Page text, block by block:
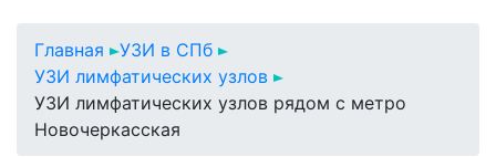
Главная
УЗИ в СПб
УЗИ лимфатических узлов
УЗИ лимфатических узлов рядом с метро
Новочеркасская